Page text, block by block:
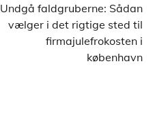
Undgå faldgruberne: Sådan
vælger i det rigtige sted til
firmajulefrokosten i
københavn